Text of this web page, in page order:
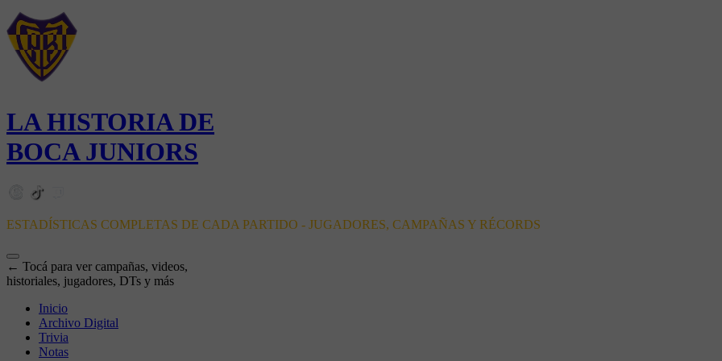
LA HISTORIA DE
BOCA JUNIORS
ESTADÍSTICAS COMPLETAS DE CADA PARTIDO - JUGADORES, CAMPAÑAS Y RÉCORDS
← Tocá para ver campañas, videos,
historiales, jugadores, DTs y más
Inicio
Archivo Digital
Trivia
Notas